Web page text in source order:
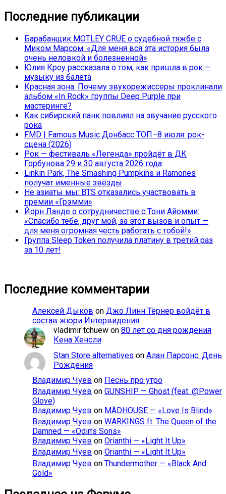
Последние публикации
Барабанщик MÖTLEY CRÜE о судебной тяжбе с
Миком Марсом: «Для меня вся эта история была
очень неловкой и болезненной»
Юлия Кроу рассказала о том, как пришла в рок —
музыку из балета
Красная зона: Почему звукорежиссеры проклинали
альбом «In Rock» группы Deep Purple при
мастеринге?
Как сибирский панк повлиял на звучание русского
рока
FMD | Famous Music Донбасс ТОП–8 июля: рок-
сцена (2026)
Рок — фестиваль «Легенда» пройдёт в ДК
Горбунова 29 и 30 августа 2026 года
Linkin Park, The Smashing Pumpkins и Ramones
получат именные звёзды
Не азиаты мы: BTS отказались участвовать в
премии «Грэмми»
Йорн Ланде о сотрудничестве с Тони Айомми:
«Спасибо тебе, друг мой, за этот вызов и опыт —
для меня огромная честь работать с тобой!»
Группа Sleep Token получила платину в третий раз
за 10 лет!
Последние комментарии
Алексей Дыков on Джо Линн Тёрнер войдёт в
состав жюри Интервидения
vladimir tchuew on 80 лет со дня рождения
Кена Хенсли
Stan Store alternatives on Алан Парсонс. День
Рождения
Владимир Чуев on Песнь про утро
Владимир Чуев on GUNSHIP — Ghost (feat. @Power
Glove)
Владимир Чуев on MÄDHOUSE — «Love Is Blind»
Владимир Чуев on WARKINGS ft. The Queen of the
Damned — «Odin’s Sons»
Владимир Чуев on Orianthi — «Light It Up»
Владимир Чуев on Orianthi — «Light It Up»
Владимир Чуев on Thundermother — «Black And
Gold»